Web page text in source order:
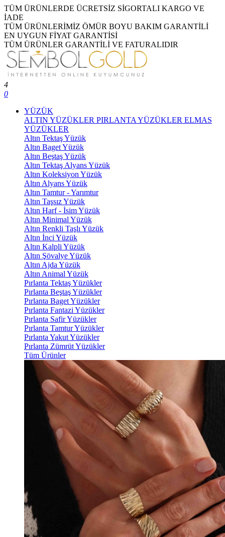
TÜM ÜRÜNLERDE ÜCRETSİZ SİGORTALI KARGO VE
İADE
TÜM ÜRÜNLERİMİZ ÖMÜR BOYU BAKIM GARANTİLİ
EN UYGUN FİYAT GARANTİSİ
TÜM ÜRÜNLER GARANTİLİ VE FATURALIDIR
4
0
YÜZÜK
ALTIN YÜZÜKLER PIRLANTA YÜZÜKLER ELMAS
YÜZÜKLER
Altın Tektaş Yüzük
Altın Baget Yüzük
Altın Beştaş Yüzük
Altın Tektaş Alyans Yüzük
Altın Koleksiyon Yüzük
Altın Alyans Yüzük
Altın Tamtur - Yarımtur
Altın Taşsız Yüzük
Altın Harf - İsim Yüzük
Altın Minimal Yüzük
Altın Renkli Taşlı Yüzük
Altın İnci Yüzük
Altın Kalpli Yüzük
Altın Şövalye Yüzük
Altın Ajda Yüzük
Altın Animal Yüzük
Pırlanta Tektaş Yüzükler
Pırlanta Beştaş Yüzükler
Pırlanta Baget Yüzükler
Pırlanta Fantazi Yüzükler
Pırlanta Safir Yüzükler
Pırlanta Tamtur Yüzükler
Pırlanta Yakut Yüzükler
Pırlanta Zümrüt Yüzükler
Tüm Ürünler